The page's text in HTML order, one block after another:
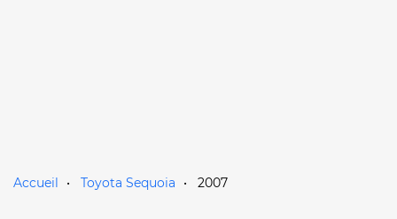
Accueil Toyota Sequoia 2007